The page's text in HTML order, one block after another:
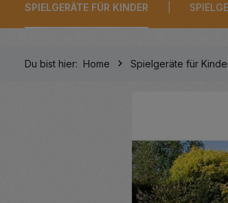
SPIELGERÄTE FÜR KINDER
Du bist hier: Home Spielgeräte für